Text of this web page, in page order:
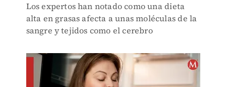
Los expertos han notado como una dieta
alta en grasas afecta a unas moléculas de la
sangre y tejidos como el cerebro